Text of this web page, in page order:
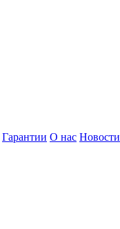
Гарантии О нас Новости